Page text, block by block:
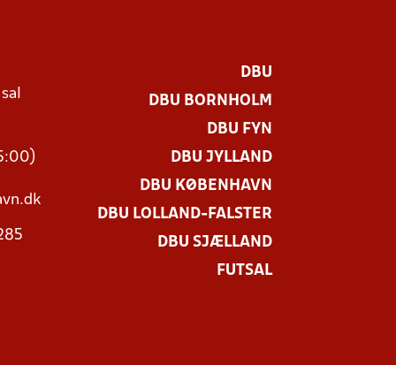
DBU
DBU BORNHOLM
DBU FYN
DBU JYLLAND
DBU KØBENHAVN
DBU LOLLAND-FALSTER
DBU SJÆLLAND
FUTSAL